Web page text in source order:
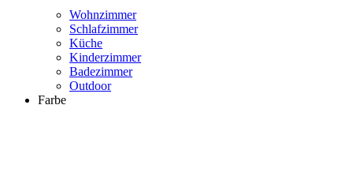
Wohnzimmer
Schlafzimmer
Küche
Kinderzimmer
Badezimmer
Outdoor
Farbe